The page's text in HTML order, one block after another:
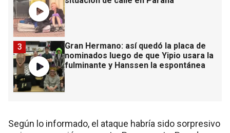
Gran Hermano: así quedó la placa de
nominados luego de que Yipio usara la
fulminante y Hanssen la espontánea
3
Según lo informado, el ataque habría sido sorpresivo